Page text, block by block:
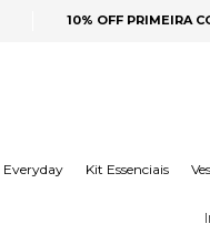
10% OFF PRIMEIRA
Everyday Kit Essenciais